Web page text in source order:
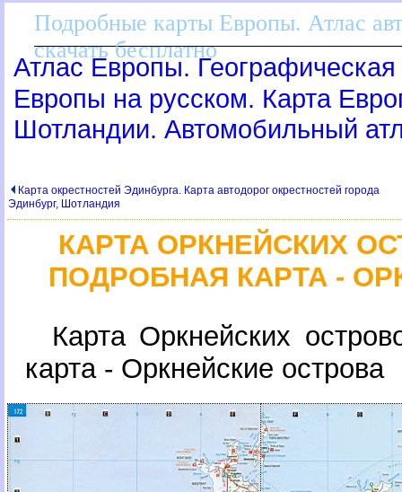
Подробные карты Европы. Атлас
скачать бесплатно
Атлас Европы. Географическая
Европы на русском. Карта
Шотландии. Автомобильный
Карта окрестностей Эдинбурга. Карта автодорог окрестностей города
Эдинбург, Шотландия
КАРТА ОРКНЕЙСКИХ
ПОДРОБНАЯ КАРТА -
Карта Оркнейских
карта - Оркнейские острова